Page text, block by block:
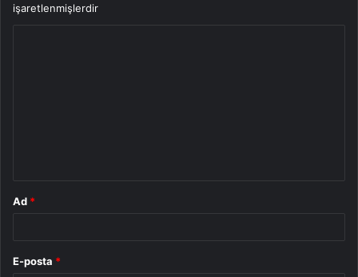
işaretlenmişlerdir
Ad *
E-posta *